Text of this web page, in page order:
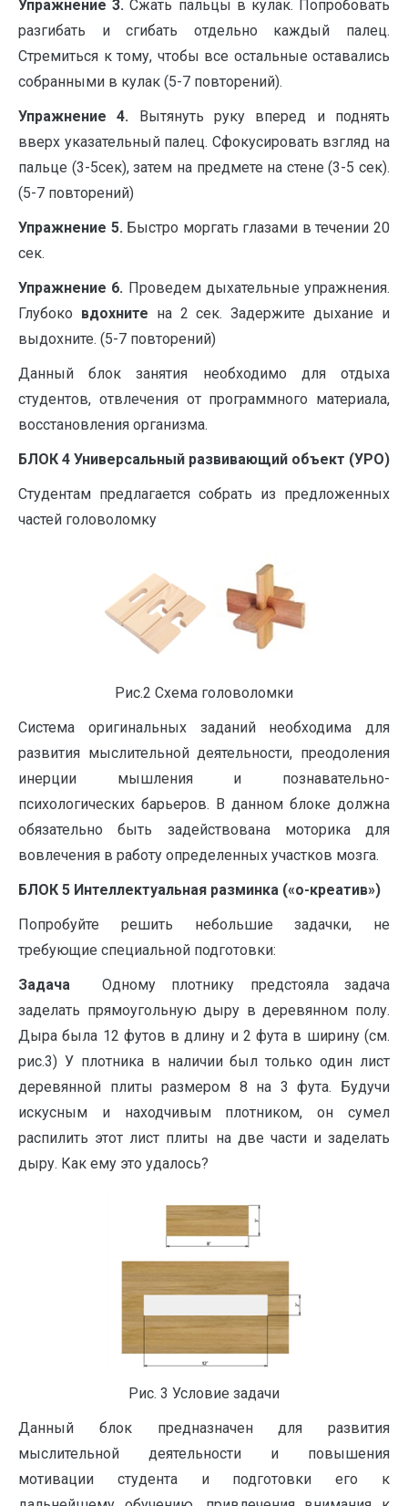
Упражнение 3. Сжать пальцы в кулак. Попробовать
разгибать и сгибать отдельно каждый палец.
Стремиться к тому, чтобы все остальные оставались
собранными в кулак (5-7 повторений).
Упражнение 4.
Вытянуть руку вперед и поднять
вверх указательный палец. Сфокусировать взгляд на
пальце (3-5сек), затем на предмете на стене (3-5 сек).
(5-7 повторений)
Упражнение 5. Быстро моргать глазами в течении 20
сек.
Упражнение 6. Проведем дыхательные упражнения.
Глубоко вдохните на 2 сек. Задержите дыхание и
выдохните. (5-7 повторений)
Данный блок занятия необходимо для отдыха
студентов, отвлечения от программного материала,
восстановления организма.
БЛОК 4 Универсальный развивающий объект (УРО)
Студентам предлагается собрать из предложенных
частей головоломку
Рис.2 Схема головоломки
Система оригинальных заданий необходима для
развития мыслительной деятельности, преодоления
инерции мышления и познавательно-
психологических барьеров. В данном блоке должна
обязательно быть задействована моторика для
вовлечения в работу определенных участков мозга.
БЛОК 5 Интеллектуальная разминка («о-креатив»)
Попробуйте решить небольшие задачки, не
требующие специальной подготовки:
Задача
Одному плотнику предстояла задача
заделать прямоугольную дыру в деревянном полу.
Дыра была 12 футов в длину и 2 фута в ширину (см.
рис.3) У плотника в наличии был только один лист
деревянной плиты размером 8 на 3 фута. Будучи
искусным и находчивым плотником, он сумел
распилить этот лист плиты на две части и заделать
дыру. Как ему это удалось?
Рис. 3 Условие задачи
Данный блок предназначен для развития
мыслительной деятельности и повышения
мотивации студента и подготовки его к